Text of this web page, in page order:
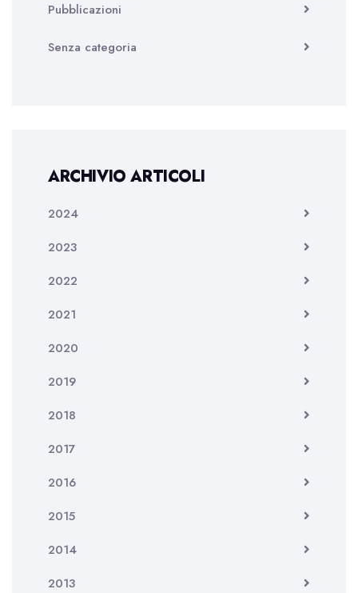
Pubblicazioni
Senza categoria
ARCHIVIO ARTICOLI
2024
2023
2022
2021
2020
2019
2018
2017
2016
2015
2014
2013